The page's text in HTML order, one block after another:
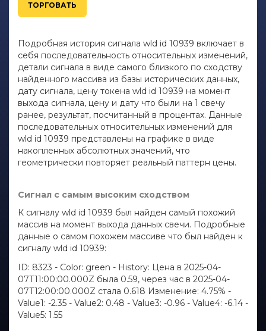
ТОРГОВАТЬ
Подробная история сигнала wld id 10939 включает в
себя последовательность относительных изменений,
детали сигнала в виде самого близкого по сходству
найденного массива из базы исторических данных,
дату сигнала, цену токена wld id 10939 на момент
выхода сигнала, цену и дату что были на 1 свечу
ранее, результат, посчитанный в процентах. Данные
последовательных относительных изменений для
wld id 10939 представлены на графике в виде
накопленных абсолютных значений, что
геометрически повторяет реальный паттерн цены.
Сигнал с самым высоким сходством
К сигналу wld id 10939 был найден самый похожий
массив на момент выхода данных свечи. Подробные
данные о самом похожем массиве что был найден к
сигналу wld id 10939:
ID: 8323 - Color: green - History: Цена в 2025-04-
07T11:00:00.000Z была 0.59, через час в 2025-04-
07T12:00:00.000Z стала 0.618 Изменение: 4.75% -
Value1: -2.35 - Value2: 0.48 - Value3: -0.96 - Value4: -6.14 -
Value5: 1.55